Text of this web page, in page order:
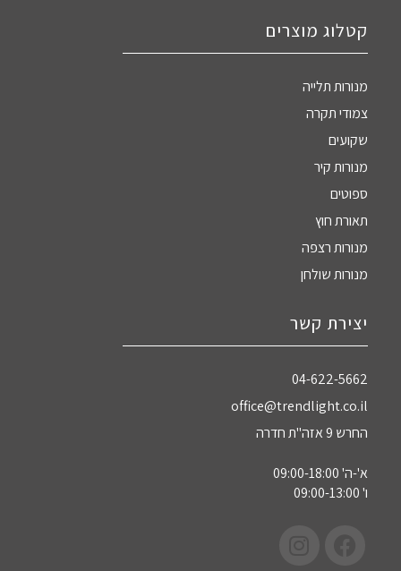
קטלוג מוצרים
מנורות תלייה
צמודי תקרה
שקועים
מנורות קיר
ספוטים
תאורת חוץ
מנורות רצפה
מנורות שולחן
יצירת קשר
04-622-5662‏
office@trendlight.co.il
החרש 9 אזה"ת חדרה
א'-ה' 09:00-18:00
ו' 09:00-13:00